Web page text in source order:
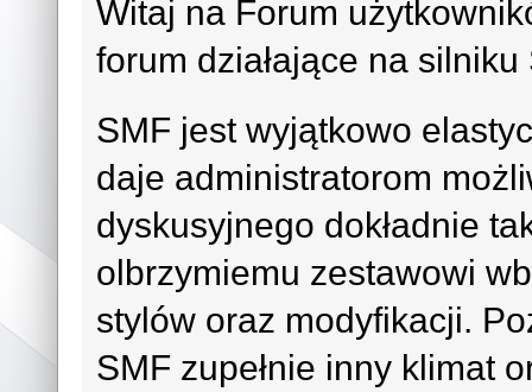
Witaj na Forum
forum działające na
SMF jest wyjątkowo
daje administratorom
dyskusyjnego dokładnie
olbrzymiemu zestawowi
stylów oraz modyfikacji.
SMF zupełnie inny klimat